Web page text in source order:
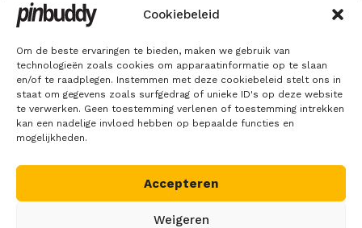
Cookiebeleid
Om de beste ervaringen te bieden, maken we gebruik van
technologieën zoals cookies om apparaatinformatie op te slaan
en/of te raadplegen. Instemmen met deze cookiebeleid stelt ons in
staat om gegevens zoals surfgedrag of unieke ID's op deze website
te verwerken. Geen toestemming verlenen of toestemming intrekken
kan een nadelige invloed hebben op bepaalde functies en
mogelijkheden.
Accepteren
Weigeren